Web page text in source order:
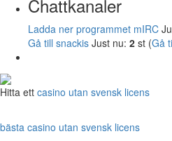
Chattkanaler
Ladda ner programmet mIRC
Gå till snackis Just nu: 2 st (Gå
Hitta ett casino utan svensk licens
bästa casino utan svensk licens